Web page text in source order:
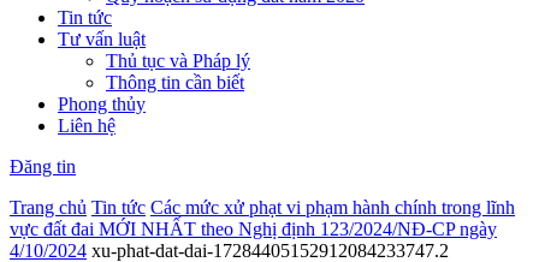
Tin tức
Tư vấn luật
Thủ tục và Pháp lý
Thông tin cần biết
Phong thủy
Liên hệ
Đăng tin
Trang chủ Tin tức Các mức xử phạt vi phạm hành chính trong lĩnh
vực đất đai MỚI NHẤT theo Nghị định 123/2024/NĐ-CP ngày
4/10/2024 xu-phat-dat-dai-17284405152912084233747.2